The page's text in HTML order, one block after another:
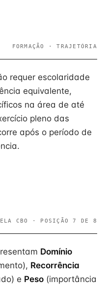
FORMAÇÃO · TRAJETÓRIA
requer escolaridade
equivalente,
na área de até
pleno das
após o período de
CBO · POSIÇÃO 7 DE 8
Domínio
Recorrência
e Peso (importância